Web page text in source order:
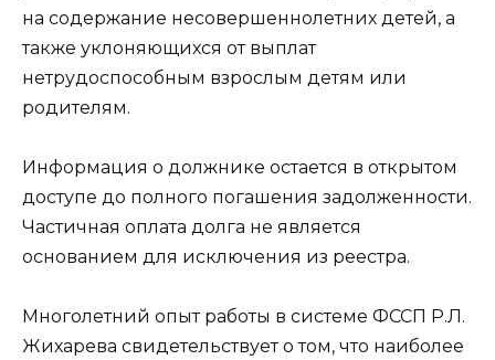
на содержание несовершеннолетних детей, а
также уклоняющихся от выплат
нетрудоспособным взрослым детям или
родителям.
Информация о должнике остается в открытом
доступе до полного погашения задолженности.
Частичная оплата долга не является
основанием для исключения из реестра.
Многолетний опыт работы в системе ФССП Р.Л.
Жихарева свидетельствует о том, что наиболее